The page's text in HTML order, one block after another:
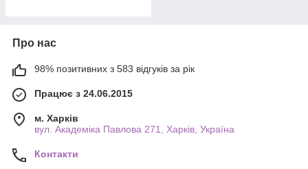
Про нас
98% позитивних з 583 відгуків за рік
Працює з 24.06.2015
м. Харків
вул. Академіка Павлова 271, Харків, Україна
Контакти